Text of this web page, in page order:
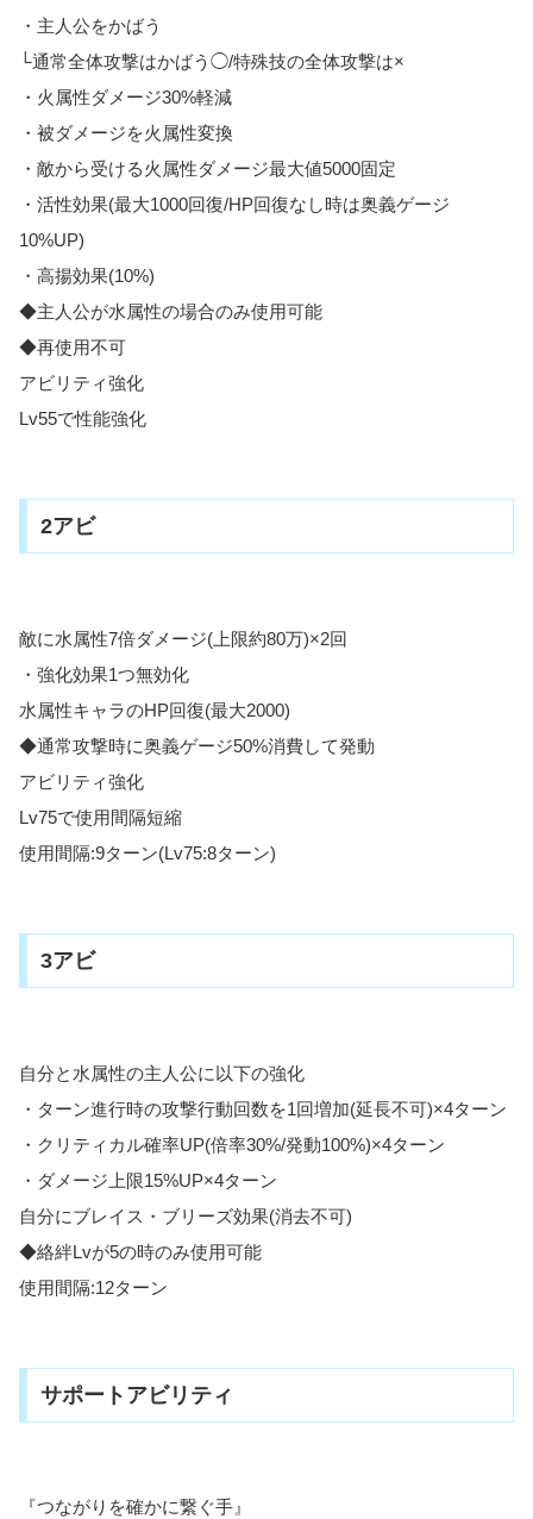
・主人公をかばう
└通常全体攻撃はかばう◯/特殊技の全体攻撃は×
・火属性ダメージ30%軽減
・被ダメージを火属性変換
・敵から受ける火属性ダメージ最大値5000固定
・活性効果(最大1000回復/HP回復なし時は奥義ゲージ
10%UP)
・高揚効果(10%)
◆主人公が水属性の場合のみ使用可能
◆再使用不可
アビリティ強化
Lv55で性能強化
2アビ
敵に水属性7倍ダメージ(上限約80万)×2回
・強化効果1つ無効化
水属性キャラのHP回復(最大2000)
◆通常攻撃時に奥義ゲージ50%消費して発動
アビリティ強化
Lv75で使用間隔短縮
使用間隔:9ターン(Lv75:8ターン)
3アビ
自分と水属性の主人公に以下の強化
・ターン進行時の攻撃行動回数を1回増加(延長不可)×4ターン
・クリティカル確率UP(倍率30%/発動100%)×4ターン
・ダメージ上限15%UP×4ターン
自分にブレイス・ブリーズ効果(消去不可)
◆絡絆Lvが5の時のみ使用可能
使用間隔:12ターン
サポートアビリティ
『つながりを確かに繋ぐ手』